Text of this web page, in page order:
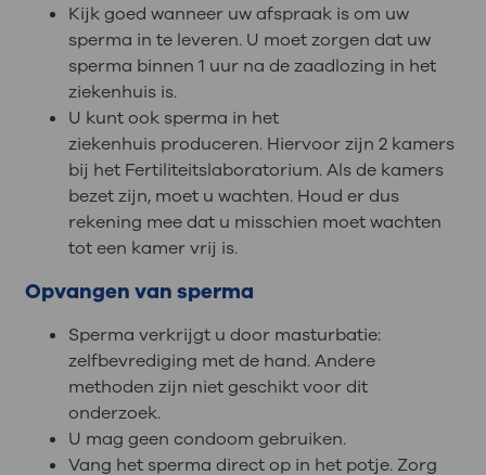
Kijk goed wanneer uw afspraak is om uw
sperma in te leveren. U moet zorgen dat uw
sperma binnen 1 uur na de zaadlozing in het
ziekenhuis is.
U kunt ook sperma in het
ziekenhuis produceren. Hiervoor zijn 2 kamers
bij het Fertiliteitslaboratorium. Als de kamers
bezet zijn, moet u wachten. Houd er dus
rekening mee dat u misschien moet wachten
tot een kamer vrij is.
Opvangen van sperma
Sperma verkrijgt u door masturbatie:
zelfbevrediging met de hand. Andere
methoden zijn niet geschikt voor dit
onderzoek.
U mag geen condoom gebruiken.
Vang het sperma direct op in het potje. Zorg